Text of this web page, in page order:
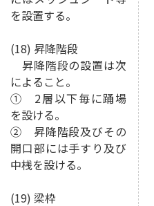
を設置する。
(18) 昇降階段
昇降階段の設置は次
によること。
① 2層以下毎に踊場
を設ける。
② 昇降階段及びその
開口部には手すり及び
中桟を設ける。
(19) 梁枠